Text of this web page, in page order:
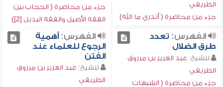
الطريفي
جزء من محاضرة ( أتدري ما الله)
جزء من محاضرة ( الحجاب بين
الفقه الأصيل والفقه البديل [2])
الفهرس: تعدد
طرق الضلال
للشيخ: عبد العزيز بن مرزوق
الطريفي
جزء من محاضرة ( الشبهات
الفهرس:أهمية
الرجوع للعلماء عند
الفتن
للشيخ: عبد العزيز بن مرزوق
الطريفي